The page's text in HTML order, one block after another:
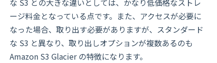
な S3 との大きな違いとしては、かなり低価格なストレ
ージ料金となっている点です。また、アクセスが必要に
なった場合、取り出す必要がありますが、スタンダード
な S3 と異なり、取り出しオプションが複数あるのも
Amazon S3 Glacier の特徴になります。